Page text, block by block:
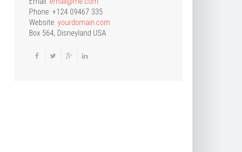
Phone: +124 09467 335
Website:yourdomain.com
Box 564, Disneyland USA